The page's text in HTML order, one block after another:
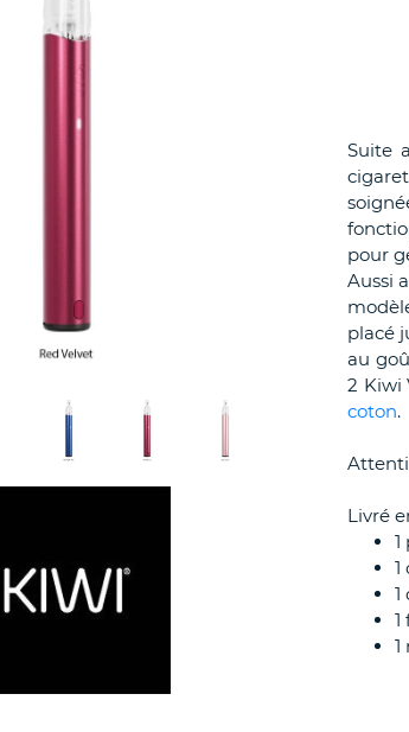
Suite
pour
Aussi
placé
au
2 Kiwi
coton.
Livré